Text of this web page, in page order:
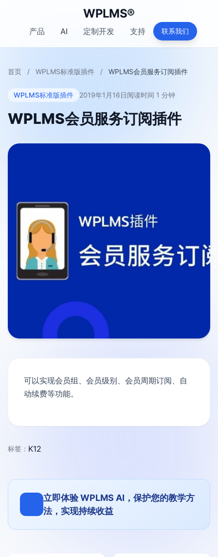
WPLMS®
产品 AI 定制开发 支持 联系我们
首页 / WPLMS标准版插件 / WPLMS会员服务订阅插件
WPLMS标准版插件 2019年1月16日阅读时间 1 分钟
WPLMS会员服务订阅插件
可以实现会员组、会员级别、会员周期订阅、自
动续费等功能。
标签： K12
立即体验 WPLMS AI，保护您的教学方
法，实现持续收益